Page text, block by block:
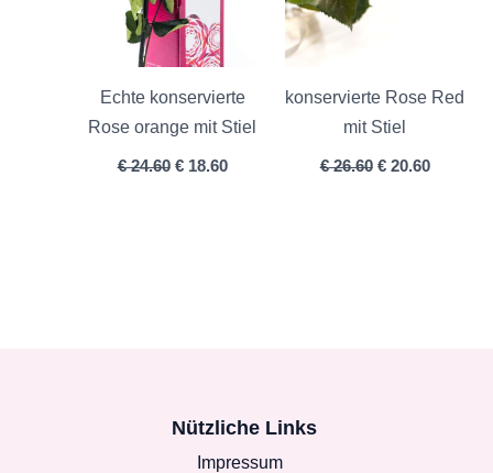
Echte konservierte
Rose orange mit Stiel
€24.60 €18.60
konservierte Rose Red
mit Stiel
€26.60 €20.60
Nützliche Links
Impressum